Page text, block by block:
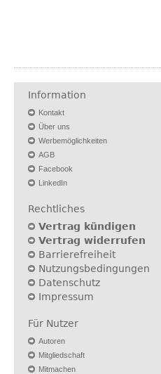
Information
Kontakt
Über uns
Werbemöglichkeiten
AGB
Facebook
LinkedIn
Rechtliches
Vertrag kündigen
Vertrag widerrufen
Barrierefreiheit
Nutzungsbedingungen
Datenschutz
Impressum
Für Nutzer
Autoren
Mitgliedschaft
Mitmachen